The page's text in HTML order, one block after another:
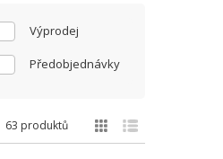
Výprodej
Předobjednávky
63 produktů